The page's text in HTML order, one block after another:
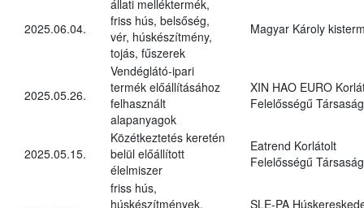
2025.06.04.
állati melléktermék,
friss hús, belsőség,
vér, húskészítmény,
tojás, fűszerek
Magyar Károly
2025.05.26.
Vendéglátó-ipari
termék előállításához
felhasznált
alapanyagok
XIN HAO EURO
Felelősségű Társaság
2025.05.15.
Közétkeztetés keretén
belül előállított
élelmiszer
Eatrend Korlátolt
Felelősségű Társaság
friss hús,
húskészítmények,
SLE-PA